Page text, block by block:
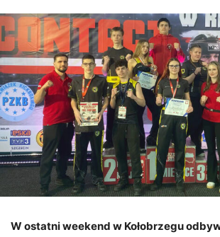
W ostatni weekend w Kołobrzegu